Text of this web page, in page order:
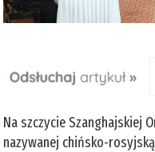
Na szczycie Szanghajskiej
nazywanej chińsko-